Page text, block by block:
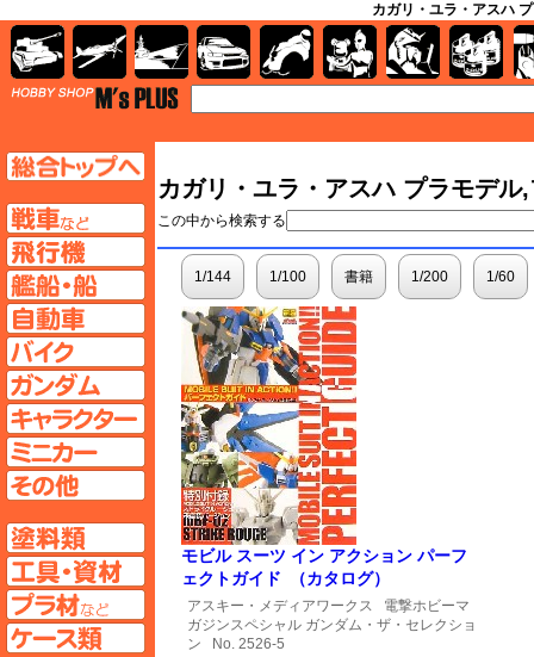
カガリ・ユラ・アスハ
カガリ・ユラ・アスハ プラモデ
この中から検索する
1/144 1/100 書籍 1/200 1/60
モビル スーツ イン アクション パーフ
ェクトガイド （カタログ）
アスキー・メディアワークス
電撃ホビーマ
ガジンスペシャル ガンダム・ザ・セレクショ
ン No. 2526-5
AFV
飛行機ページへ
艦船ページへ
自動車ページへ
バイクページへ
ガンダムページへ
キャラクターページへ
ミニカーページへ
その他ページへ
塗料ページへ
工具ページへ
プラ材ページへ
ケースページへ
AFV 飛行機 艦船 自動車 バイク キャラクターガンダム 塗料